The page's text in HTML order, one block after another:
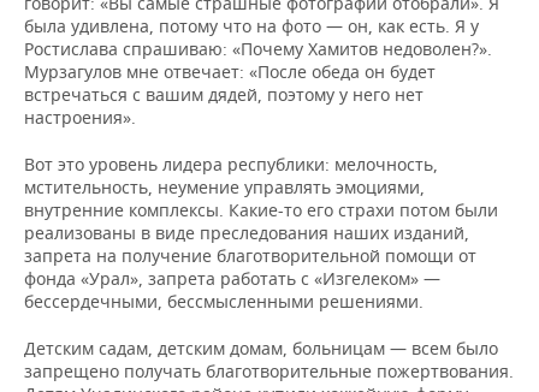
была удивлена, потому что на фото — он, как есть. Я у
Ростислава спрашиваю: «Почему Хамитов недоволен?».
Мурзагулов мне отвечает: «После обеда он будет
встречаться с вашим дядей, поэтому у него нет
настроения».
Вот это уровень лидера республики: мелочность,
мстительность, неумение управлять эмоциями,
внутренние комплексы. Какие-то его страхи потом были
реализованы в виде преследования наших изданий,
запрета на получение благотворительной помощи от
фонда «Урал», запрета работать с «Изгелеком» —
бессердечными, бессмысленными решениями.
Детским садам, детским домам, больницам — всем было
запрещено получать благотворительные пожертвования.